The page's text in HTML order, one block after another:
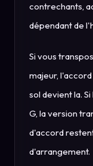
contrechants,
dépendant de
Si vous
majeur,
sol devient la.
G, la version
d'accord
d'arrangement.